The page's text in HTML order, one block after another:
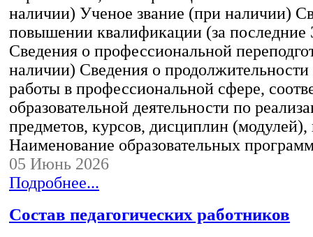
наличии) Ученое звание (при наличии)
повышении квалификации (за последние
Сведения о профессиональной
наличии) Сведения о
работы в профессиональной сфере,
образовательной деятельности по
предметов, курсов, дисциплин (модулей),
Наименование образовательных
05 Июнь 2026
Подробнее...
Состав педагогических работников